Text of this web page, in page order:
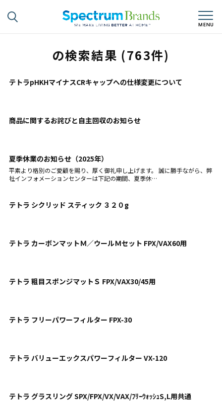
の検索結果 (763件)
テトラpHKHマイナスCRキャップへの仕様変更について
商品に関するお詫びと自主回収のお知らせ
夏季休業のお知らせ（2025年）
平素より格別のご愛顧を賜り、厚く御礼申し上げます。 誠に勝手ながら、弊
社インフォメーションセンターは下記の期間、夏季休…
テトラ シクリッド スティック ３２０g
テトラ カーボンマットＭ／ウールＭセット FPX/VAX60用
テトラ 粗目スポンジマットＳ FPX/VAX30/45用
テトラ フリーパワーフィルター FPX-30
テトラ バリューエックスパワーフィルター VX-120
テトラ グラスリング SPX/FPX/VX/VAX/ﾌﾘｰｳｫｯｼｭS,L用共通